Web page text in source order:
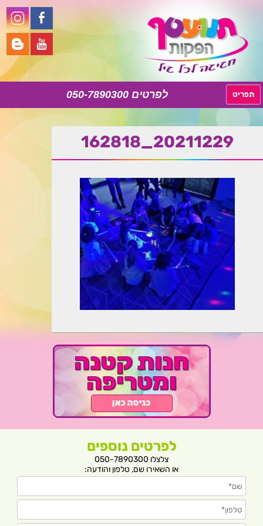
050-7890300 תפריט
לתוכן
20211229_162818
לפרטים נוספים
צלצלו 050-7890300
או השאירו שם, טלפון והודעה: